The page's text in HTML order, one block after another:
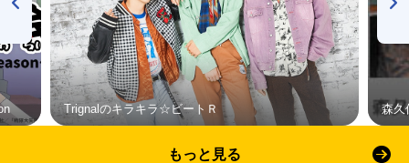
Trignalのキラキラ☆ビートＲ 森久
もっと見る